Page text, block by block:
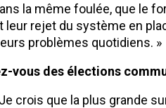
la même foulée, que le
leur rejet du système en
problèmes quotidiens. »
vous des élections
crois que la plus grande